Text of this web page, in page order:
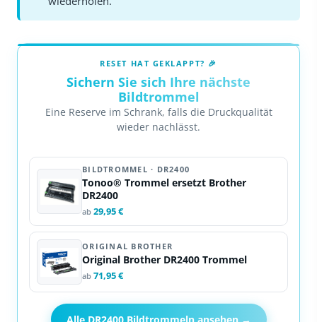
RESET HAT GEKLAPPT? 🎉
Sichern Sie sich Ihre nächste
Bildtrommel
Eine Reserve im Schrank, falls die Druckqualität
wieder nachlässt.
BILDTROMMEL · DR2400
Tonoo® Trommel ersetzt Brother
DR2400
ab 29,95 €
ORIGINAL BROTHER
Original Brother DR2400 Trommel
ab 71,95 €